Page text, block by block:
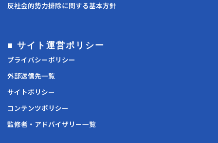
反社会的勢力排除に関する基本方針
■ サイト運営ポリシー
プライバシーポリシー
外部送信先一覧
サイトポリシー
コンテンツポリシー
監修者・アドバイザリー一覧